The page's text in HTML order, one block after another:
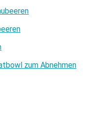
zum Abnehmen